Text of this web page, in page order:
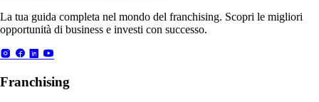
La tua guida completa nel mondo del franchising. Scopri le migliori
opportunità di business e investi con successo.
Franchising